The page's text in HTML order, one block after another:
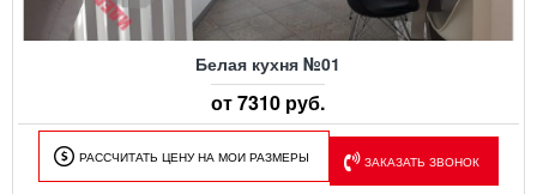
Белая кухня №01
от 7310 руб.
РАССЧИТАТЬ ЦЕНУ НА МОИ РАЗМЕРЫ ЗАКАЗАТЬ ЗВОНОК